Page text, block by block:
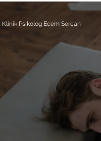
Gündelik Hayat
Klinik Psikolog Ecem Sercan